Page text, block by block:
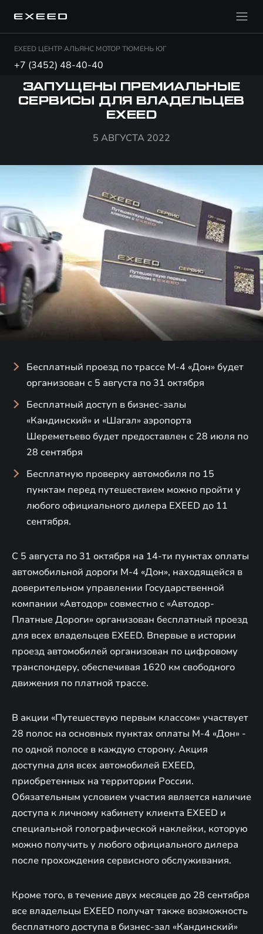
EXEED ЦЕНТР АЛЬЯНС МОТОР ТЮМЕНЬ ЮГ
+7 (3452) 48-40-40
ЗАПУЩЕНЫ ПРЕМИАЛЬНЫЕ
СЕРВИСЫ ДЛЯ ВЛАДЕЛЬЦЕВ
EXEED
5 АВГУСТА 2022
Бесплатный проезд по трассе М-4 «Дон» будет
организован с 5 августа по 31 октября
Бесплатный доступ в бизнес-залы
«Кандинский» и «Шагал» аэропорта
Шереметьево будет предоставлен с 28 июля по
28 сентября
Бесплатную проверку автомобиля по 15
пунктам перед путешествием можно пройти у
любого официального дилера EXEED до 11
сентября.
С 5 августа по 31 октября на 14-ти пунктах оплаты
автомобильной дороги М-4 «Дон», находящейся в
доверительном управлении Государственной
компании «Автодор» совместно с «Автодор-
Платные Дороги» организован бесплатный проезд
для всех владельцев EXEED. Впервые в истории
проезд автомобилей организован по цифровому
транспондеру, обеспечивая 1620 км свободного
движения по платной трассе.
В акции «Путешествую первым классом» участвует
28 полос на основных пунктах оплаты М-4 «Дон» -
по одной полосе в каждую сторону. Акция
доступна для всех автомобилей EXEED,
приобретенных на территории России.
Обязательным условием участия является наличие
доступа к личному кабинету клиента EXEED и
специальной голографической наклейки, которую
можно получить у любого официального дилера
после прохождения сервисного обслуживания.
Кроме того, в течение двух месяцев до 28 сентября
все владельцы EXEED получат также возможность
бесплатного доступа в бизнес-зал «Кандинский»